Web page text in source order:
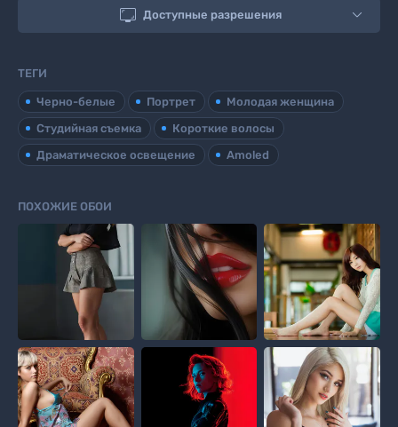
 Доступные разрешения
ТЕГИ
Черно-белые Портрет
Молодая женщина
Студийная съемка
Короткие волосы
Драматическое освещение
Amoled
ПОХОЖИЕ ОБОИ